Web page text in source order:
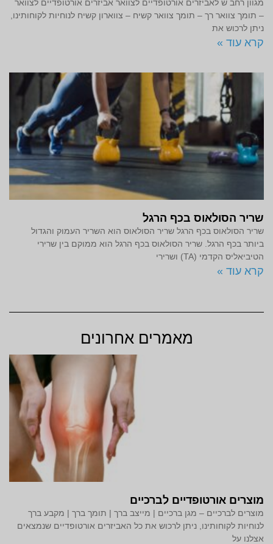
מגוון רחב ש לאביזרים אורטופדיים לצוואר אביזרים אורטופדיים לצוואר
– תומך צוואר רך – תומך צוואר קשיח – צווארון קשיח לנוחיות לקוחותינו,
ניתן לרכוש את
קרא עוד »
שריר הסולאוס בכף הרגל
שריר הסולאוס בכף הרגל שריר הסולאוס הוא השריר העמוק והגדול
ביותר בכף הרגל. שריר הסולאוס בכף הרגל הוא ממוקם בין שרירי
הטיביאליס הקדמי (TA) ושרירי
קרא עוד »
מאמרים אחרונים
מוצרים אורטופדיים לברכיים
מוצרים לברכיים – מגן ברכיים | מייצב ברך | תומך ברך | מקבע ברך
לנוחיות לקוחותינו, ניתן לרכוש את כל האביזרים אורטופדיים שנמצאים
אצלנו על